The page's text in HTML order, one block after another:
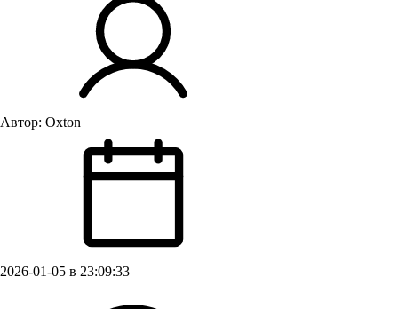
Автор: Oxton
2026-01-05 в 23:09:33